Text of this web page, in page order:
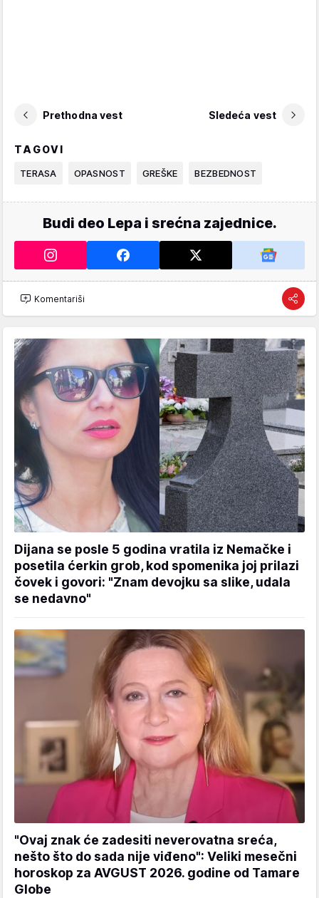
Prethodna vest Sledeća vest
TAGOVI
TERASA OPASNOST GREŠKE BEZBEDNOST
Budi deo Lepa i srećna zajednice.
Komentariši
Dijana se posle 5 godina vratila iz Nemačke i
posetila ćerkin grob, kod spomenika joj prilazi
čovek i govori: "Znam devojku sa slike, udala
se nedavno"
"Ovaj znak će zadesiti neverovatna sreća,
nešto što do sada nije viđeno": Veliki mesečni
horoskop za AVGUST 2026. godine od Tamare
Globe